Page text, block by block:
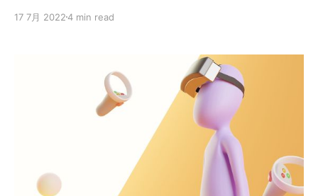
トック側に重りが入っていて、それを撃つ度に動かすこ
感を出すための機構なんですが、1回使ってみて、これは
要らないなとなりました。 当たり前ですが、反動でブレ
るので、同じところに撃ち込もうとしても少しずつズレ
ちゃうのが嫌過ぎました。 作業ログ リコイルオミット
の作業工程を書いておきます。参考になれば幸いです。
使った工具は最後にまとめて載せてあります。 1. ストッ
イトをバッファーチューブから取り出す 4. コードを外す
17 7月 20224 min read